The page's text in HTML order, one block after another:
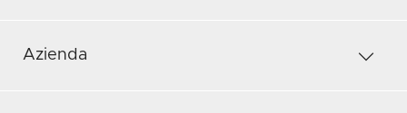
Azienda